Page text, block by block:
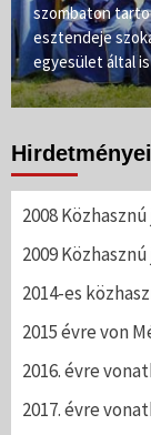
szombaton
esztendeje
egyesület által
2008
2009
2014-es
2015 évre von
2016. évre
2017. évre